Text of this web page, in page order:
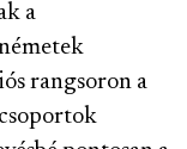
a
rangsoron a